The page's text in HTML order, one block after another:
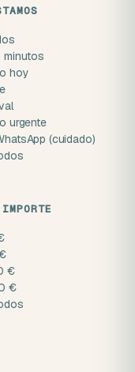
minutos
hoy
urgente
(cuidado)
€
€